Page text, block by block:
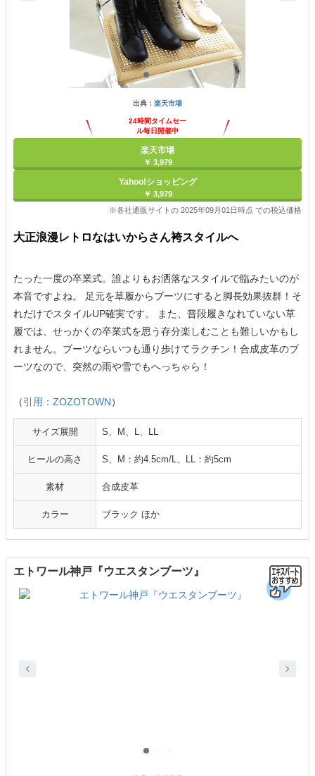
出典： 楽天市場
24時間タイムセー
ル毎日開催中
楽天市場
￥ 3,979
Yahoo!ショッピング
￥ 3,979
※各社通販サイトの 2025年09月01日時点 での税込価格
大正浪漫レトロなはいからさん袴スタイルへ
たった一度の卒業式。誰よりもお洒落なスタイルで臨みたいのが
本音ですよね。 足元を草履からブーツにすると脚長効果抜群！そ
れだけでスタイルUP確実です。 また、普段履きなれていない草
履では、せっかくの卒業式を思う存分楽しむことも難しいかもし
れません。ブーツならいつも通り歩けてラクチン！合成皮革のブ
ーツなので、突然の雨や雪でもへっちゃら！
（引用：ZOZOTOWN）
サイズ展開 S、M、L、LL
ヒールの高さ S、M：約4.5cm/L、LL：約5cm
素材 合成皮革
カラー ブラック ほか
エトワール神戸『ウエスタンブーツ』